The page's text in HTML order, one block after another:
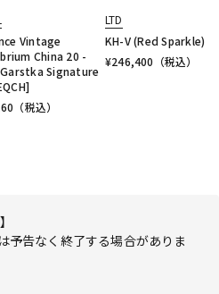
Vintage
China 20 -
Signature
（税込）
LTD
KH-V (Red Sparkle)
¥246,400 （税込）
予告なく終了する場合がありま